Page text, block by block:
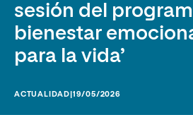
sesión del
bienestar
para la vida’
ACTUALIDAD |19/05/2026